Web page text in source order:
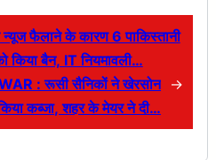
फैलाने के कारण 6 पाकिस्तानी
किया बैन, IT नियमावली…
: रूसी सैनिकों ने खेरसोन
कब्जा, शहर के मेयर ने दी…
→